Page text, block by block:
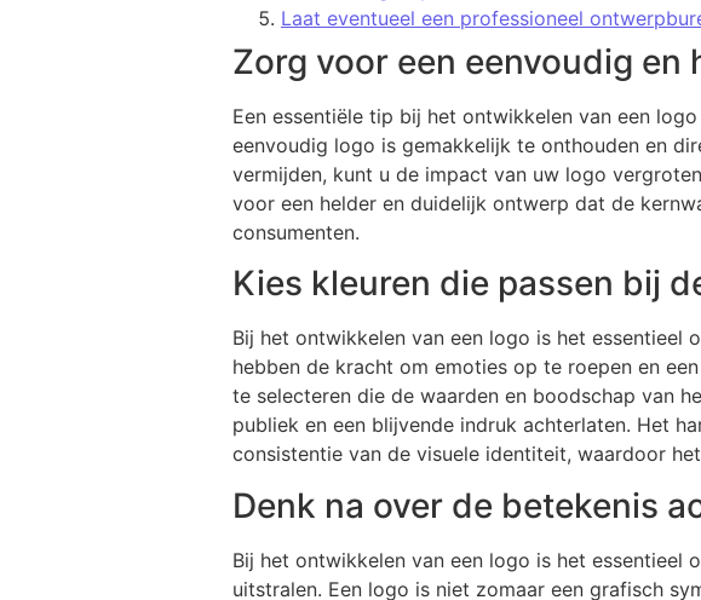
Laat eventueel een professioneel
Zorg voor een eenvoudig en
Een essentiële tip bij het ontwikkelen van een
eenvoudig logo is gemakkelijk te onthouden en
vermijden, kunt u de impact van uw logo
voor een helder en duidelijk ontwerp dat de
consumenten.
Kies kleuren die passen bij
Bij het ontwikkelen van een logo is het essentieel
hebben de kracht om emoties op te roepen en
te selecteren die de waarden en boodschap van
publiek en een blijvende indruk achterlaten. Het
consistentie van de visuele identiteit, waardoor
Denk na over de betekenis
Bij het ontwikkelen van een logo is het essentieel
uitstralen. Een logo is niet zomaar een grafisch